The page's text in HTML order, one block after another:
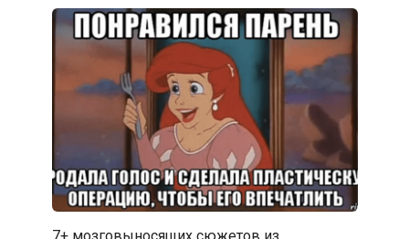
7+ мозговыносящих сюжетов из